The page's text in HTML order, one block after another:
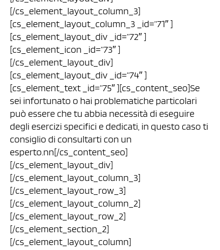
[/cs_element_layout_column_3]
[cs_element_layout_column_3 _id=”71″ ]
[cs_element_layout_div _id=”72″ ]
[cs_element_icon _id=”73″ ]
[/cs_element_layout_div]
[cs_element_layout_div _id=”74″ ]
[cs_element_text _id=”75″ ][cs_content_seo]Se
sei infortunato o hai problematiche particolari
può essere che tu abbia necessità di eseguire
degli esercizi specifici e dedicati, in questo caso ti
consiglio di consultarti con un
esperto.nn[/cs_content_seo]
[/cs_element_layout_div]
[/cs_element_layout_column_3]
[/cs_element_layout_row_3]
[/cs_element_layout_column_2]
[/cs_element_layout_row_2]
[/cs_element_section_2]
[/cs_element_layout_column]